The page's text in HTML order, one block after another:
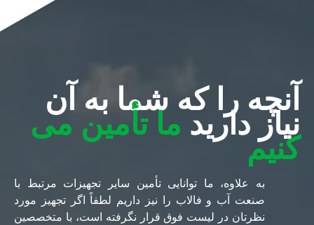
آنچه را که شما به آن
نیاز دارید ما تأمین می
کنیم
به علاوه، ما توانایی تأمین سایر تجهیزات مرتبط با
صنعت آب و فالاب را نیز داریم لطفاً اگر تجهیز مورد
نظرتان در لیست فوق قرار نگرفته است، با متخصصین